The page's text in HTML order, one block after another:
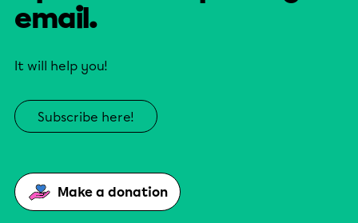
email.
It will help you!
Subscribe here!
Make a donation